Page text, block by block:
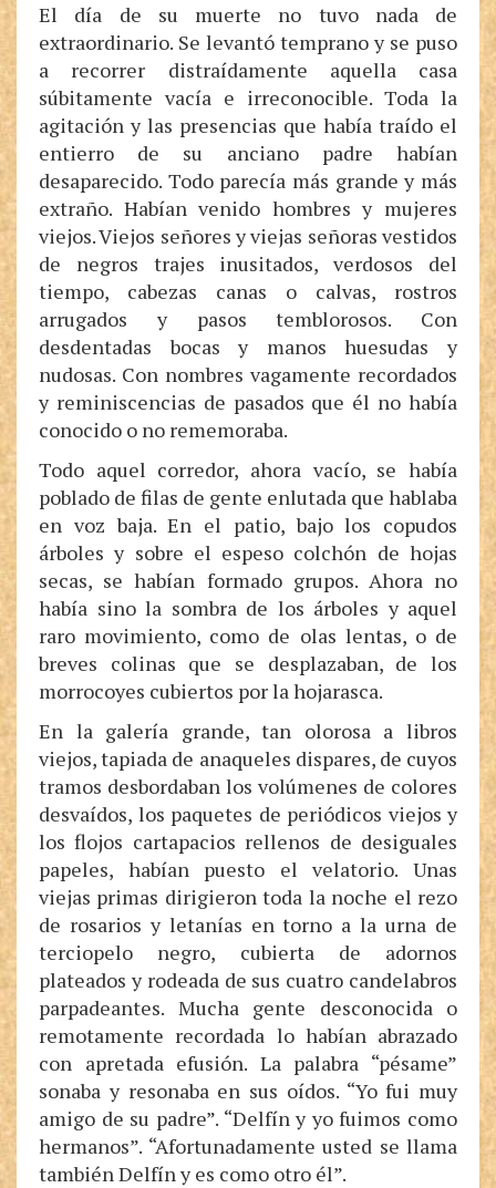
El día de su muerte no tuvo nada de
extraordinario. Se levantó temprano y se puso
a recorrer distraídamente aquella casa
súbitamente vacía e irreconocible. Toda la
agitación y las presencias que había traído el
entierro de su anciano padre habían
desaparecido. Todo parecía más grande y más
extraño. Habían venido hombres y mujeres
viejos. Viejos señores y viejas señoras vestidos
de negros trajes inusitados, verdosos del
tiempo, cabezas canas o calvas, rostros
arrugados y pasos temblorosos. Con
desdentadas bocas y manos huesudas y
nudosas. Con nombres vagamente recordados
y reminiscencias de pasados que él no había
conocido o no rememoraba.
Todo aquel corredor, ahora vacío, se había
poblado de filas de gente enlutada que hablaba
en voz baja. En el patio, bajo los copudos
árboles y sobre el espeso colchón de hojas
secas, se habían formado grupos. Ahora no
había sino la sombra de los árboles y aquel
raro movimiento, como de olas lentas, o de
breves colinas que se desplazaban, de los
morrocoyes cubiertos por la hojarasca.
En la galería grande, tan olorosa a libros
viejos, tapiada de anaqueles dispares, de cuyos
tramos desbordaban los volúmenes de colores
desvaídos, los paquetes de periódicos viejos y
los flojos cartapacios rellenos de desiguales
papeles, habían puesto el velatorio. Unas
viejas primas dirigieron toda la noche el rezo
de rosarios y letanías en torno a la urna de
terciopelo negro, cubierta de adornos
plateados y rodeada de sus cuatro candelabros
parpadeantes. Mucha gente desconocida o
remotamente recordada lo habían abrazado
con apretada efusión. La palabra “pésame”
sonaba y resonaba en sus oídos. “Yo fui muy
amigo de su padre”. “Delfín y yo fuimos como
hermanos”. “Afortunadamente usted se llama
también Delfín y es como otro él”.